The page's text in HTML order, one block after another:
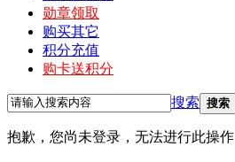
勋章领取
购买其它
积分充值
购卡送积分
搜索 搜索
抱歉，您尚未登录，无法进行此操作